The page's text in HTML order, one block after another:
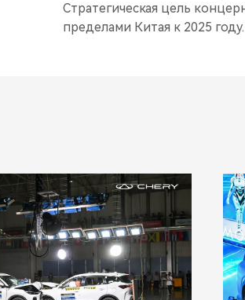
Стратегическая цель
пределами Китая к 2025 году.